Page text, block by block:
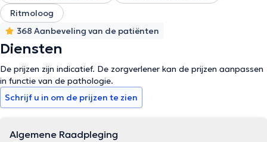
Ritmoloog
368 Aanbeveling van de patiënten
Diensten
De prijzen zijn indicatief. De zorgverlener kan de prijzen aanpassen
in functie van de pathologie.
Schrijf u in om de prijzen te zien
Algemene Raadpleging